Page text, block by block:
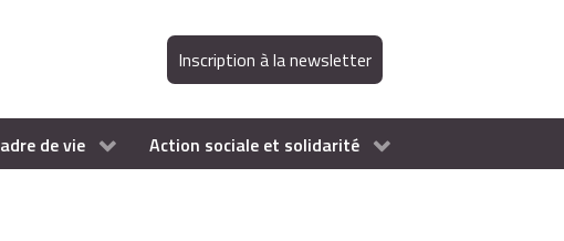
Inscription à la newsletter
de vie Action sociale et solidarité